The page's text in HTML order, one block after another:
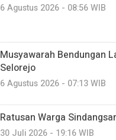
6 Agustus 2026 - 08:56 WIB
Musyawarah Bendungan
Selorejo
6 Agustus 2026 - 07:13 WIB
Ratusan Warga
30 Juli 2026 - 19:16 WIB